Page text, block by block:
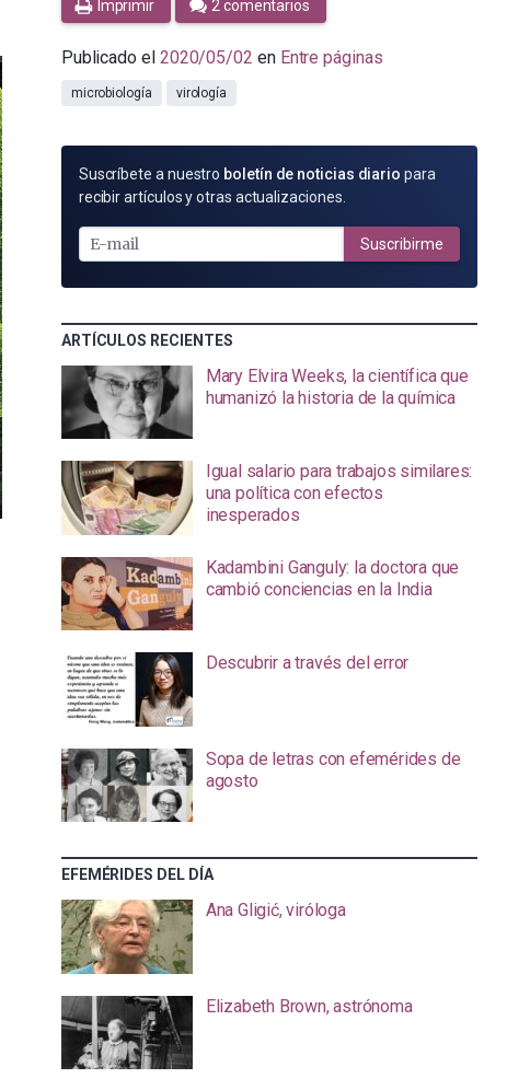
Imprimir 2 comentarios
Publicado el 2020/05/02 en Entre páginas
microbiología virología
SUSCRÍBETE
POR
MAIL
Suscríbete a nuestro boletín de noticias diario para
recibir artículos y otras actualizaciones.
Suscribirme
ARTÍCULOS RECIENTES
Mary Elvira Weeks, la científica que
humanizó la historia de la química
Igual salario para trabajos similares:
una política con efectos
inesperados
Kadambini Ganguly: la doctora que
cambió conciencias en la India
Descubrir a través del error
Sopa de letras con efemérides de
agosto
EFEMÉRIDES DEL DÍA
Ana Gligić, viróloga
Elizabeth Brown, astrónoma